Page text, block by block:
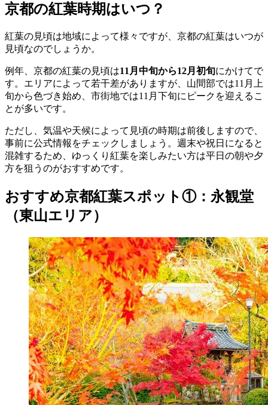
京都の紅葉時期はいつ？
紅葉の見頃は地域によって様々ですが、京都の紅葉はいつが
見頃なのでしょうか。
例年、京都の紅葉の見頃は11月中旬から12月初旬にかけてで
す。エリアによって若干差がありますが、山間部では11月上
旬から色づき始め、市街地では11月下旬にピークを迎えるこ
とが多いです。
ただし、気温や天候によって見頃の時期は前後しますので、
事前に公式情報をチェックしましょう。週末や祝日になると
混雑するため、ゆっくり紅葉を楽しみたい方は平日の朝や夕
方を狙うのがおすすめです。
おすすめ京都紅葉スポット①：永観堂
（東山エリア）